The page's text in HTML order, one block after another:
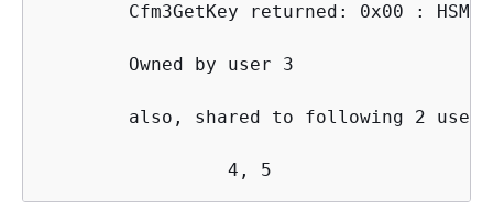
Cfm3GetKey returned: 0x00 : HSM
        Owned by user 3
also, shared to following 2
                 4, 5